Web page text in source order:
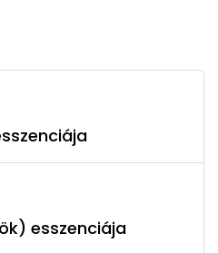
esszenciája